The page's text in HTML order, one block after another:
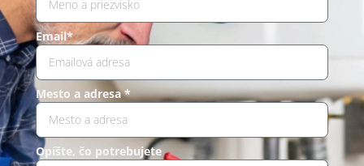
Email*
Mesto a adresa *
Opíšte, čo potrebujete